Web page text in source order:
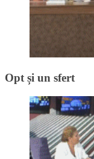
Opt și un sfert